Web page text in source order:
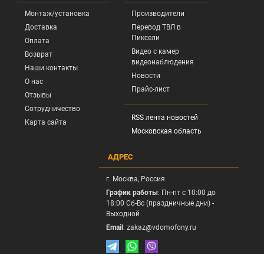
Монтаж/установка
Доставка
Оплата
Возврат
Наши контакты
О нас
Отзывы
Сотрудничество
Карта сайта
Производители
Перевод ТВЛ в
Пиксели
Видео с камер
видеонаблюдения
Новости
Прайс-лист
RSS лента новостей
Московская область
АДРЕС
г. Москва, Россия
График работы: Пн-пт с 10:00 до
18:00 Сб-Вс (праздничные дни) -
Выходной
Email : zakaz@vdomofony.ru